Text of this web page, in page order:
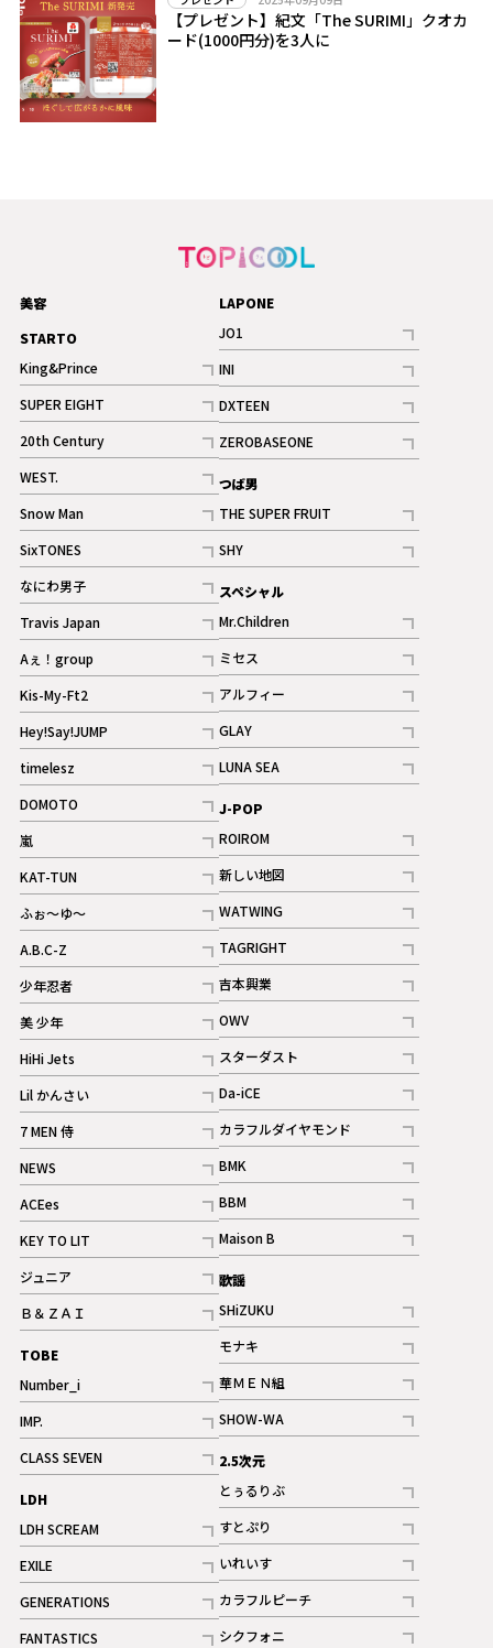
【プレゼント】紀文「The SURIMI」クオカ
ード(1000円分)を3人に
美容
STARTO
King&Prince
記事
SUPER EIGHT
記事
20th Century
記事
WEST.
記事
Snow Man
記事
ギャラリー
SixTONES
記事
ギャラリー
なにわ男子
記事
Travis Japan
記事
Aぇ！group
記事
Kis-My-Ft2
記事
ギャラリー
Hey!Say!JUMP
記事
timelesz
記事
DOMOTO
記事
嵐
記事
KAT-TUN
記事
ふぉ～ゆ～
記事
A.B.C-Z
記事
ギャラリー
少年忍者
記事
美 少年
記事
HiHi Jets
記事
Lil かんさい
記事
7 MEN 侍
記事
NEWS
記事
ACEes
記事
KEY TO LIT
記事
ジュニア
記事
Ｂ＆ＺＡＩ
記事
TOBE
Number_i
記事
IMP.
記事
CLASS SEVEN
記事
LDH
LDH SCREAM
記事
EXILE
記事
GENERATIONS
記事
FANTASTICS
LAPONE
JO1
記事
INI
記事
ギャラリー
DXTEEN
記事
ギャラリー
ZEROBASEONE
記事
つば男
THE SUPER FRUIT
記事
SHY
記事
スペシャル
Mr.Children
記事
ミセス
記事
アルフィー
記事
GLAY
記事
LUNA SEA
記事
J-POP
ROIROM
記事
新しい地図
記事
WATWING
記事
TAGRIGHT
記事
吉本興業
記事
OWV
記事
ギャラリー
スターダスト
記事
Da-iCE
記事
カラフルダイヤモンド
記事
BMK
記事
BBM
記事
ギャラリー
Maison B
記事
歌謡
SHiZUKU
記事
モナキ
記事
華ＭＥＮ組
記事
SHOW-WA
記事
2.5次元
とぅるりぶ
記事
すとぷり
記事
ギャラリー
いれいす
記事
ギャラリー
カラフルピーチ
記事
シクフォニ